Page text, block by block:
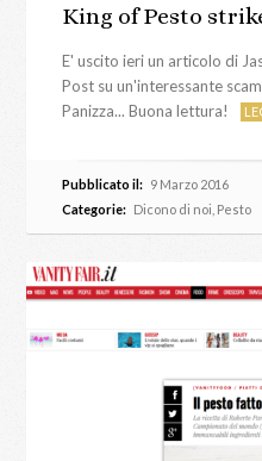
King of Pesto
E' uscito ieri un articolo di
Post su un'interessante
Panizza... Buona lettura!
Pubblicato il: 9 Marzo 2016
Categorie: Dicono di noi Pesto